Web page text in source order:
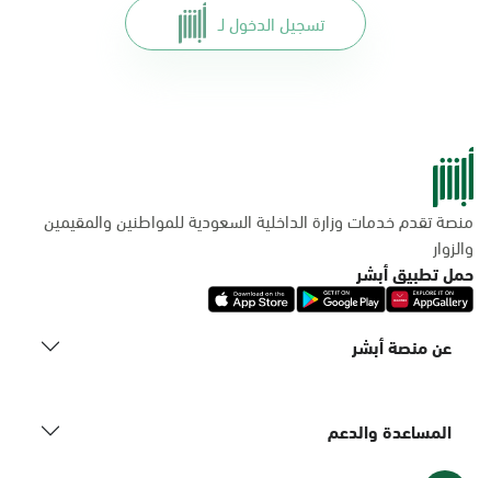
تسجيل الدخول لـ
منصة تقدم خدمات وزارة الداخلية السعودية للمواطنين والمقيمين
والزوار
حمل تطبيق أبشر
عن منصة أبشر
المساعدة والدعم